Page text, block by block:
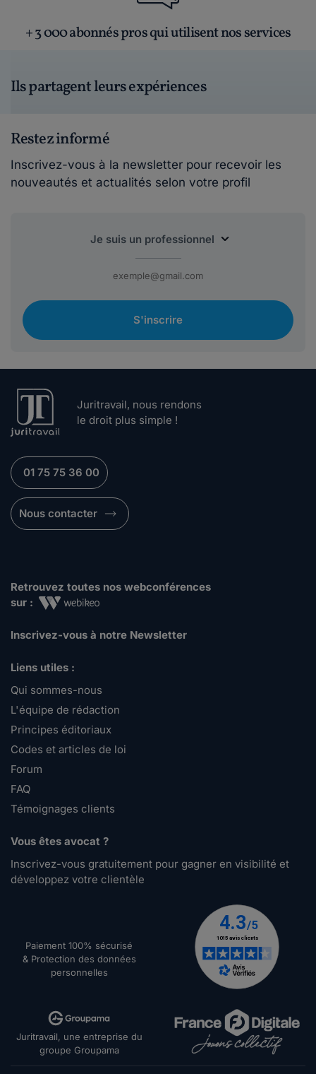
+ 3 000 abonnés pros qui utilisent nos services
Ils partagent leurs expériences
Restez informé
Inscrivez-vous à la newsletter pour recevoir les
nouveautés et actualités selon votre profil
S'inscrire
Juritravail, nous rendons
le droit plus simple !
01 75 75 36 00
Nous contacter
Retrouvez toutes nos webconférences
sur :
Inscrivez-vous à notre Newsletter
Liens utiles :
Qui sommes-nous
L'équipe de rédaction
Principes éditoriaux
Codes et articles de loi
Forum
FAQ
Témoignages clients
Vous êtes avocat ?
Inscrivez-vous gratuitement pour gagner en visibilité et
développez votre clientèle
Paiement 100% sécurisé
& Protection des données
personnelles
Juritravail, une entreprise du
groupe Groupama